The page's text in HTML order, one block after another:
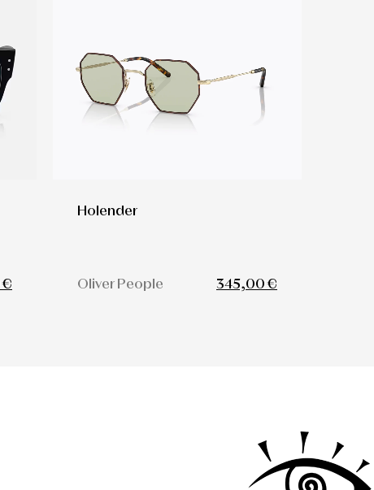
€
Holender
Oliver People 345,00 €